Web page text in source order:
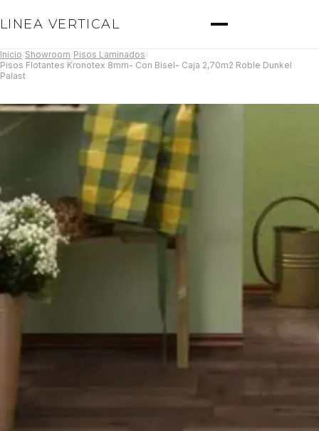
LINEA VERTICAL
Inicio Showroom Pisos Laminados
Pisos Flotantes Kronotex 8mm- Con Bisel- Caja 2,70m2 Roble Dunkel
Palast